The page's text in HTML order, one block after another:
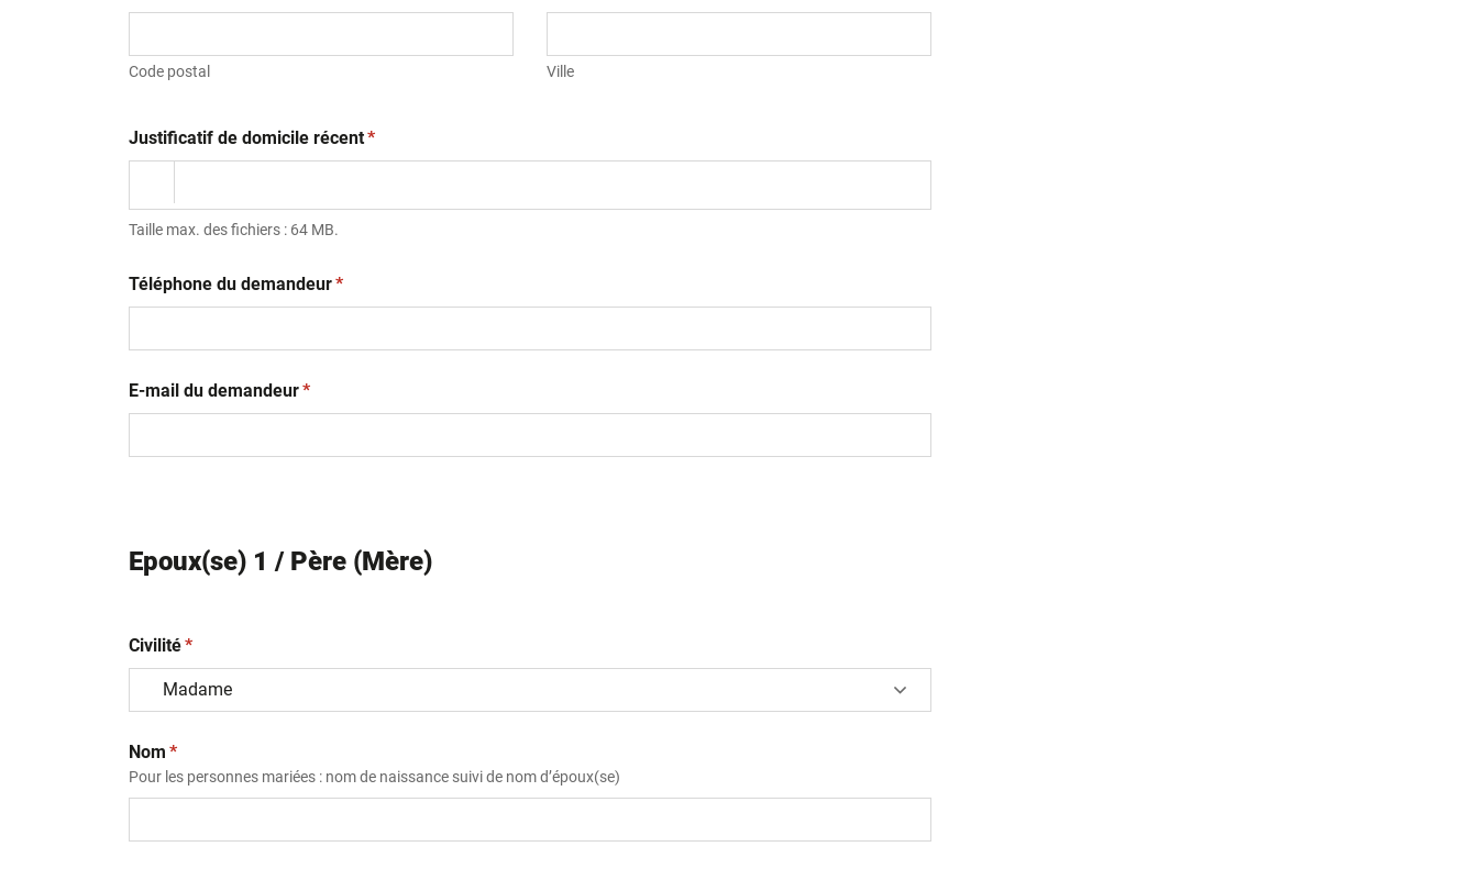
Code postal Ville
Justificatif de domicile récent(obligatoire)
*
Taille max. des fichiers : 64 MB.
Téléphone du demandeur(obligatoire)
*
E-mail du demandeur(obligatoire)
*
Epoux(se) 1 / Père (Mère)
Civilité(obligatoire)
*
Nom (obligatoire)
*
Pour les personnes mariées : nom de naissance suivi de nom d’époux(se)